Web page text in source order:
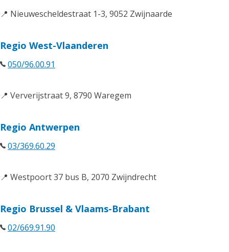
📍 Nieuwescheldestraat 1-3, 9052 Zwijnaarde
Regio West-Vlaanderen
050/96.00.91
📍 Ververijstraat 9, 8790 Waregem
Regio Antwerpen
03/369.60.29
📍 Westpoort 37 bus B, 2070 Zwijndrecht
Regio Brussel & Vlaams-Brabant
02/669.91.90